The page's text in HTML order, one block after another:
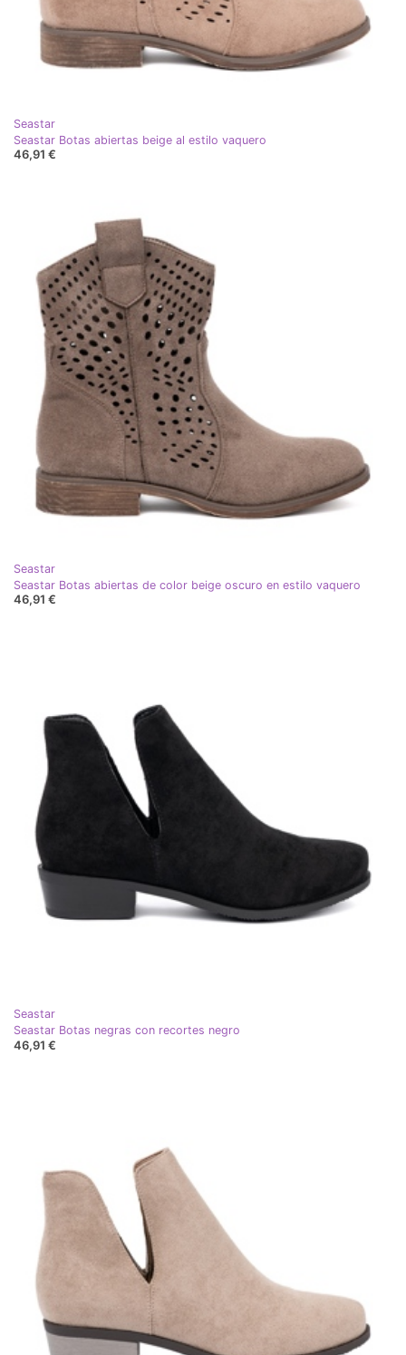
Seastar
Seastar Botas abiertas beige al estilo vaquero
46,91 €
Seastar
Seastar Botas abiertas de color beige oscuro en estilo vaquero
46,91 €
Seastar
Seastar Botas negras con recortes negro
46,91 €